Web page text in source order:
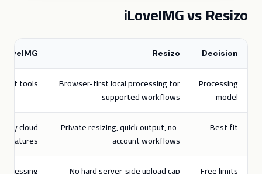
iLoveIMG vs Resizo
Decision
Resizo
iLoveIMG
Processing
model
Browser-first local processing for
supported workflows
tools
Best fit
Private resizing, quick output, no-
account workflows
cloud
features